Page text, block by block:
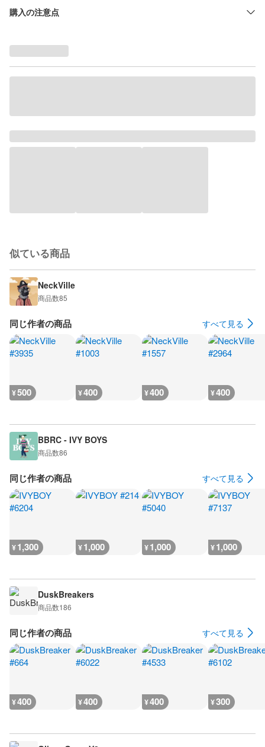
購入の注意点
似ている商品
NeckVille
商品数85
同じ作者の商品 すべて見る
¥500 ¥400 ¥400 ¥400
BBRC - IVY BOYS
商品数86
同じ作者の商品 すべて見る
¥1,300 ¥1,000 ¥1,000 ¥1,000
DuskBreakers
商品数186
同じ作者の商品 すべて見る
¥400 ¥400 ¥400 ¥300